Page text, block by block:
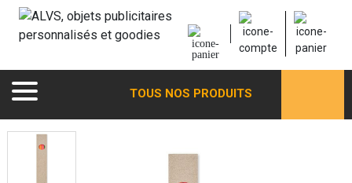
TOUS NOS PRODUITS